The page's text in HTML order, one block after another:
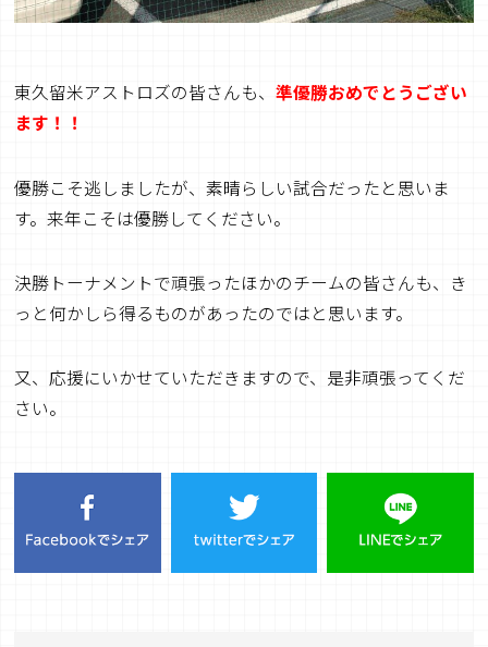
東久留米アストロズの皆さんも、準優勝おめでとうござい
ます！！
優勝こそ逃しましたが、素晴らしい試合だったと思いま
す。来年こそは優勝してください。
決勝トーナメントで頑張ったほかのチームの皆さんも、き
っと何かしら得るものがあったのではと思います。
又、応援にいかせていただきますので、是非頑張ってくだ
さい。